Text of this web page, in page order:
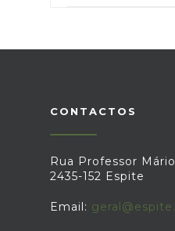
CONTACTOS
Rua Professor
2435-152 Espite
Email: